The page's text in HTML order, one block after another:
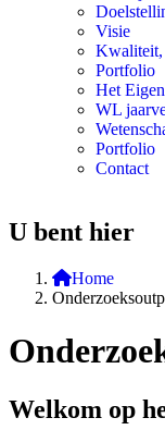
Visie
Kwaliteit,
Portfolio
Het
WL
Portfolio
Contact
U bent hier
Home
Welkom op